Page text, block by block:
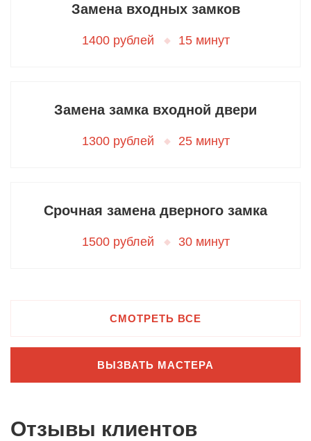
Замена входных замков
1400 рублей 15 минут
Замена замка входной двери
1300 рублей 25 минут
Срочная замена дверного замка
1500 рублей 30 минут
СМОТРЕТЬ ВСЕ
ВЫЗВАТЬ МАСТЕРА
Отзывы клиентов